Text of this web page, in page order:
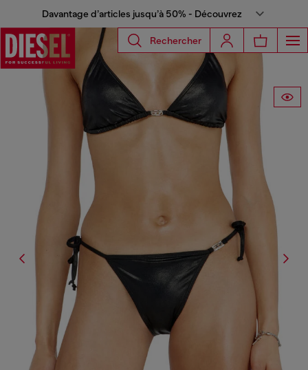
Davantage d’articles jusqu’à 50% - Découvrez
Rechercher